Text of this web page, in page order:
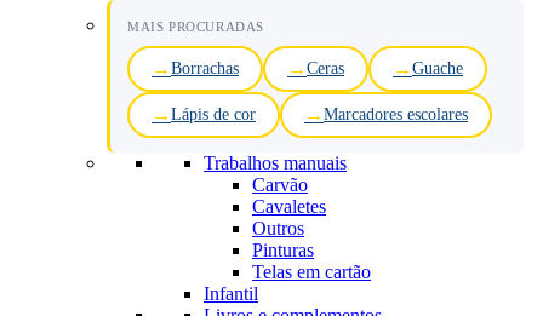
MAIS PROCURADAS
Borrachas Ceras Guache
Lápis de cor Marcadores escolares
Trabalhos manuais
Carvão
Cavaletes
Outros
Pinturas
Telas em cartão
Infantil